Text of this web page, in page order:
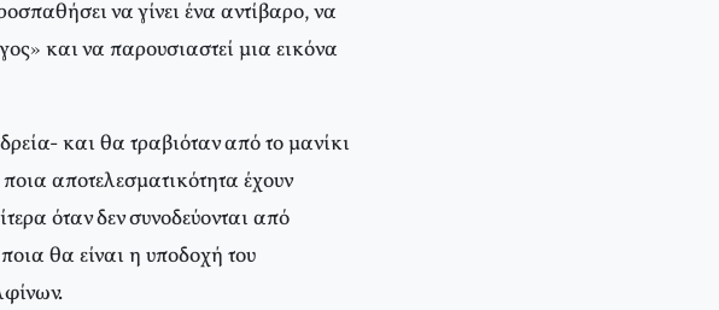
να γίνει ένα αντίβαρο, να
και να παρουσιαστεί μια εικόνα
και θα τραβιόταν από το μανίκι
αποτελεσματικότητα έχουν
όταν δεν συνοδεύονται από
θα είναι η υποδοχή του